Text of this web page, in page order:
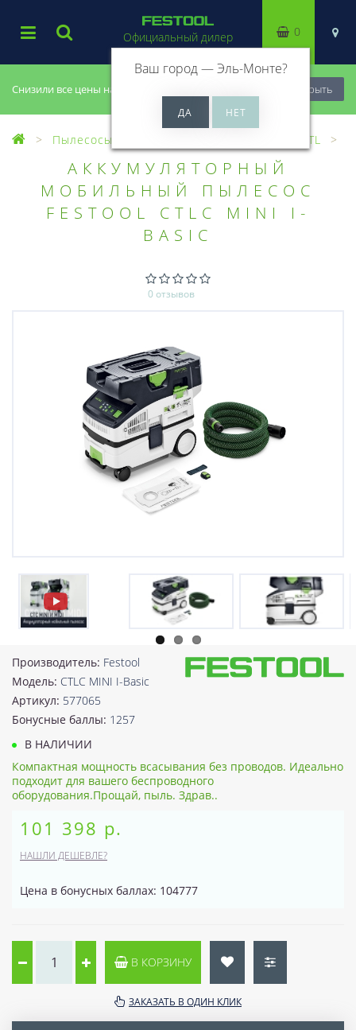
Снизили все цены на 20%, успей купить! Закрыть
Официальный дилер
Ваш город —Эль-Монте?
0
Пылесосы Пылеудаляющие аппараты CTL
АККУМУЛЯТОРНЫЙ
МОБИЛЬНЫЙ ПЫЛЕСОС
FESTOOL CTLC MINI I-
BASIC
0 отзывов
Производитель: Festool
Модель: CTLC MINI I-Basic
Артикул: 577065
Бонусные баллы: 1257
В НАЛИЧИИ
Компактная мощность всасывания без проводов. Идеально
подходит для вашего беспроводного
оборудования.Прощай, пыль. Здрав..
101 398 р.
НАШЛИ ДЕШЕВЛЕ?
Цена в бонусных баллах: 104777
В КОРЗИНУ
ЗАКАЗАТЬ В ОДИН КЛИК